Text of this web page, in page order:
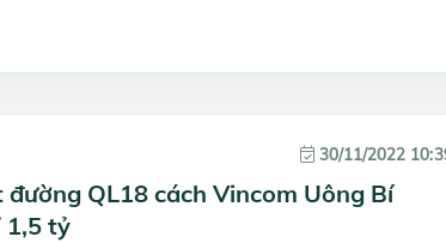
30/11/2022
QL18 cách Vincom Uông Bí
1,5 tỷ